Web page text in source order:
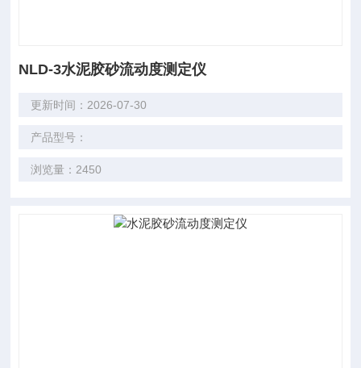
NLD-3水泥胶砂流动度测定仪
更新时间：2026-07-30
产品型号：
浏览量：2450